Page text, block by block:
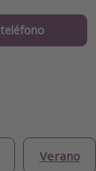
teléfono
Verano